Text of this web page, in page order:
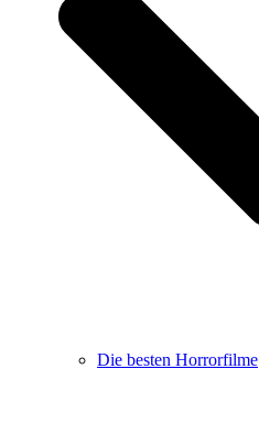
Die besten Horrorfilme